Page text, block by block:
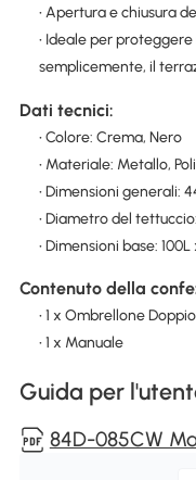
• Apertura e chiusura
• Ideale per
semplicemente, il
Dati tecnici:
• Colore: Crema, Nero
• Materiale: Metallo,
• Dimensioni generali:
• Diametro del
• Dimensioni base:
Contenuto della
• 1 x Ombrellone Doppio
• 1 x Manuale
Guida per
84D-085CW